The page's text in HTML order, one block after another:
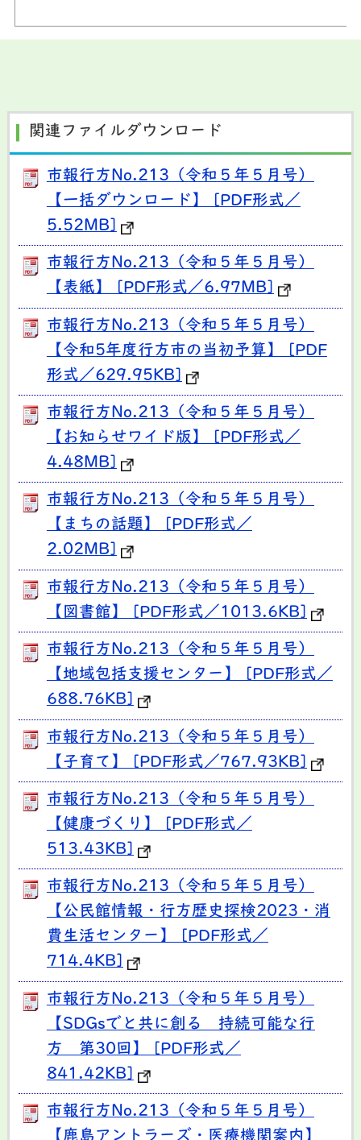
関連ファイルダウンロード
市報行方No.213（令和５年５月号）
【一括ダウンロード】 [PDF形式／
5.52MB]
市報行方No.213（令和５年５月号）
【表紙】 [PDF形式／6.97MB]
市報行方No.213（令和５年５月号）
【令和5年度行方市の当初予算】 [PDF
形式／629.95KB]
市報行方No.213（令和５年５月号）
【お知らせワイド版】 [PDF形式／
4.48MB]
市報行方No.213（令和５年５月号）
【まちの話題】 [PDF形式／
2.02MB]
市報行方No.213（令和５年５月号）
【図書館】 [PDF形式／1013.6KB]
市報行方No.213（令和５年５月号）
【地域包括支援センター】 [PDF形式／
688.76KB]
市報行方No.213（令和５年５月号）
【子育て】 [PDF形式／767.93KB]
市報行方No.213（令和５年５月号）
【健康づくり】 [PDF形式／
513.43KB]
市報行方No.213（令和５年５月号）
【公民館情報・行方歴史探検2023・消
費生活センター】 [PDF形式／
714.4KB]
市報行方No.213（令和５年５月号）
【SDGsでと共に創る 持続可能な行
方 第30回】 [PDF形式／
841.42KB]
市報行方No.213（令和５年５月号）